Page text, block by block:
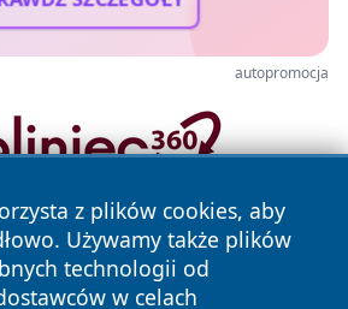
autopromocja
z plików cookies, aby
Używamy także plików
technologii od
w celach